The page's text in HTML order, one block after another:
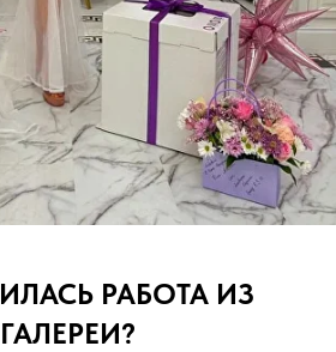
РАБОТА ИЗ
ГАЛЕРЕИ?